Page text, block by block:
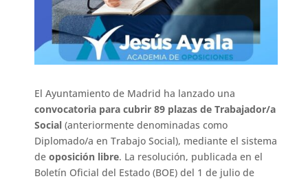
El Ayuntamiento de Madrid ha lanzado una
convocatoria para cubrir 89 plazas de Trabajador/a
Social (anteriormente denominadas como
Diplomado/a en Trabajo Social), mediante el sistema
deoposición libre. La resolución, publicada en el
Boletín Oficial del Estado (BOE) del 1 de julio de